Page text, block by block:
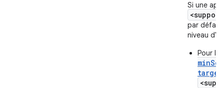
Si une
par
niveau
Pour